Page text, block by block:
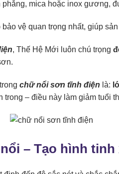
mica hoặc inox gương,
vệ quan trọng nhất, giúp
, Thế Hệ Mới luôn chú trọng
chữ nổi sơn tĩnh điện là:
trong – điều này làm giảm tuổi
– Tạo hình tinh